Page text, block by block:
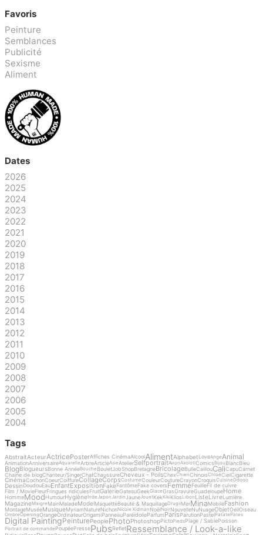
Favoris
Peinture
Semblances
Publicité
Sexisme
Aliment
Dates
2026
2025
2024
2023
2022
2021
2020
2019
2018
2017
2016
2015
2014
2013
2012
2011
2010
2009
2008
2007
2006
2005
2004
Tags
AbstraitActeurActricePosterAffiches CinémaAlcoolAlimentAlphabetLoveAngeAnimal
AnimationAnniversaireAquarelleArbreArticleAsieAtelierSelfportraitAvionAxolotlComicsBijou BlancBleu
BlogBlogueursBonne AnnéeBouche BouletJobShopBretagneBricolageBulleCaillouCaliCapuCarnet
Chaine de blogChanteur/SingerChatChaussureCheveux - PoilsChexChienChinoisChloéCielCigarette
CinémaCochonCoeurCoiffureCollageCorpsCostumeCouleurCoutureCrayonCroquisCuisineDdooo
DessinDoudouEauEnfantExpositionFakeFantômeFake coversFemmeFeuilleFil de cuivre
Film / MovieFleurFringues ridiculesFruitGalerieGateauGeekGlaceGrasGravureGuadeloupeHome
HommeMoodHumourHygièneIndeJaponJardinJauneJouetKekKikiKilosLibon ListeLivreLumière
MagazineMaigre MainMaladeModelMaquetteBeauté & MaquillageDrugsMerMinaMobileFashion
MontageMuséeMusiqueMyriamNatureNichonNicole Kidman NoëlNoirNouvelleNuNuageObjetOeilOiseau
OmbreOpeningOrangeOrdinateurOrigamiPanneauParéidolieParfumParisParutionPastelPatatePates
Digital PaintingPeinturePeoplePhotoPhotoshopPictoPiedsPlage / SablePoisson
Portrait de commande PoupéePressePubsRefletRessemblance / Look-a-like